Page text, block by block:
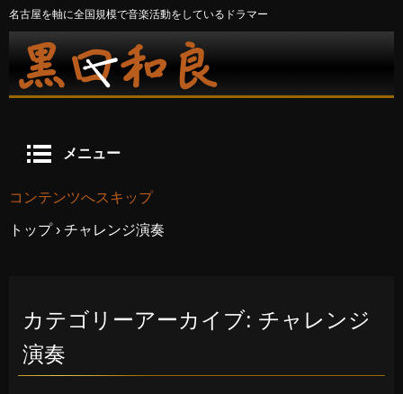
名古屋を軸に全国規模で音楽活動をしているドラマー
メニュー
コンテンツへスキップ
トップ › チャレンジ演奏
カテゴリーアーカイブ: チャレンジ
演奏